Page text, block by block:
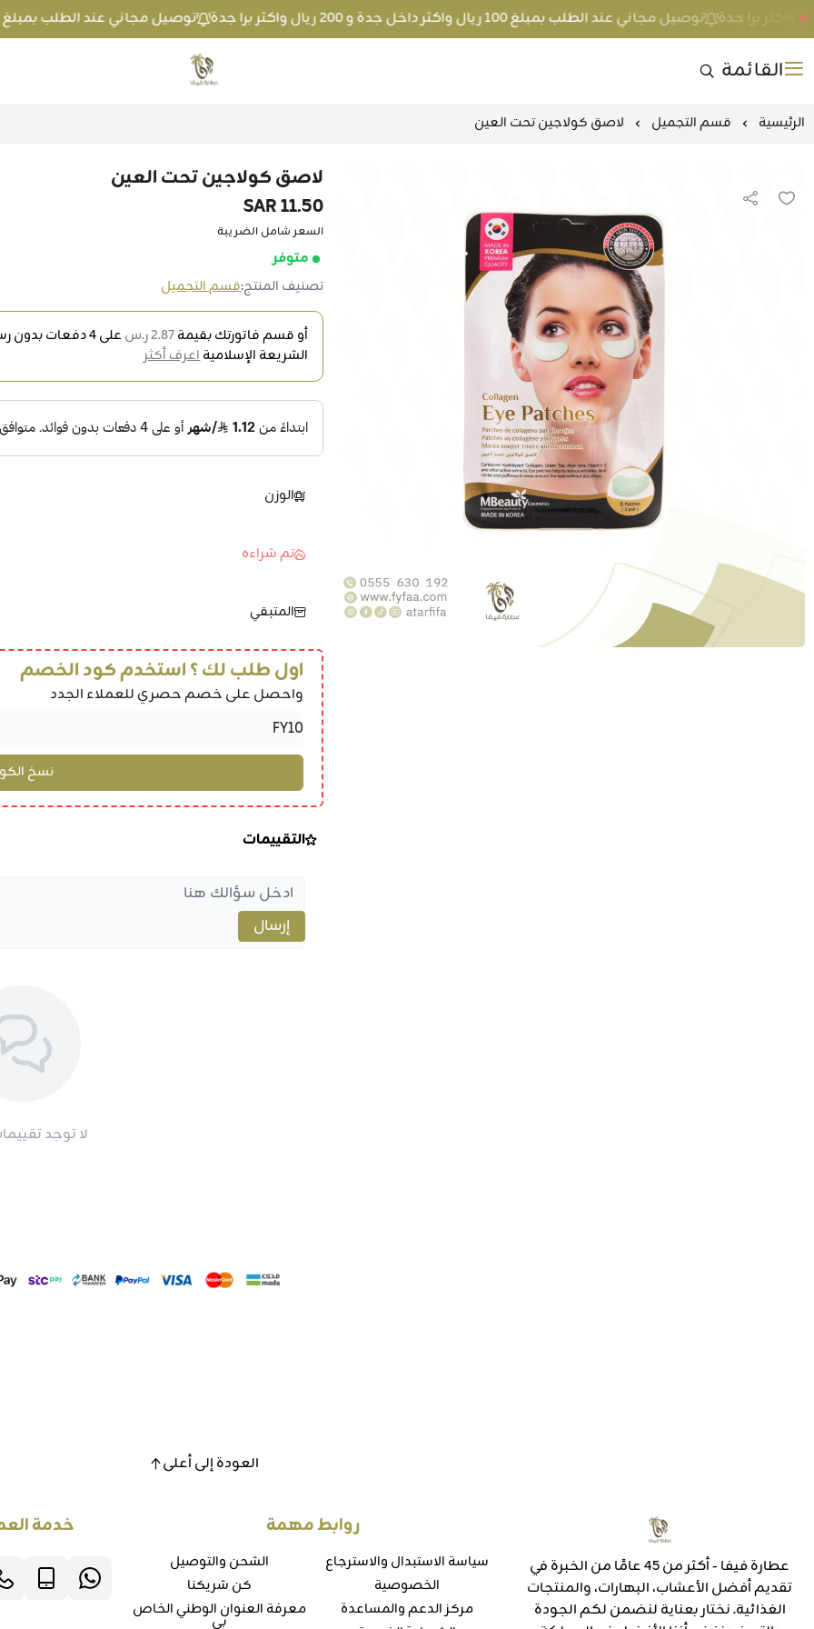
توصيل مجاني عند الطلب بمبلغ 100 ريال واكثر داخل جدة و 200 ريال واكثر برا جدة توصيل مجاني عند الطلب بمبلغ 100 ريال واكثر داخل جدة و 200 ريال واكثر برا جدة
القائمة متجر عطارة فيفا
الرئيسية قسم التجميل لاصق كولاجين تحت العين
لاصق كولاجين تحت العين
11.50 SAR
السعر شامل الضريبة
متوفر
تصنيف المنتج:قسم التجميل
أو قسم فاتورتك بقيمة2.87 ر.س على4دفعات بدون
الشريعة الإسلاميةاعرف أكثر
الوزن
تم شراءه
المتبقي
اول طلب لك ؟ استخدم كود الخصم
واحصل على خصم حصري للعملاء الجدد
التقييمات
إرسال
لا توجد
العودة إلى أعلى
عطارة فيفا - أكثر من 45 عامًا من الخبرة في
تقديم أفضل الأعشاب، البهارات، والمنتجات
الغذائية. نختار بعناية لنضمن لكم الجودة
روابط مهمة
سياسة الاستبدال والاسترجاع
الخصوصية
مركز الدعم والمساعدة
الشحن والتوصيل
كن شريكنا
معرفة العنوان الوطني الخاص
بي
خدمة